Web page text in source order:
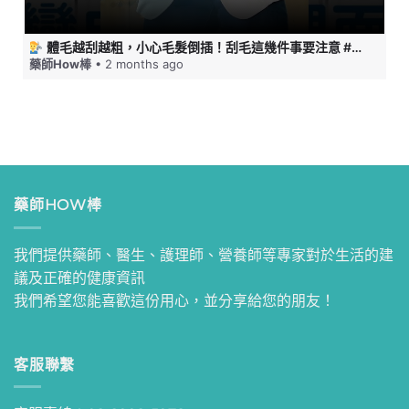
體毛越刮越粗，小心毛髮倒插！刮毛這幾件事要注意 #藥師HOW棒
藥師How棒 • 2 months ago
藥師HOW棒
我們提供藥師、醫生、護理師、營養師等專家對於生活的建
議及正確的健康資訊
我們希望您能喜歡這份用心，並分享給您的朋友！
客服聯繫